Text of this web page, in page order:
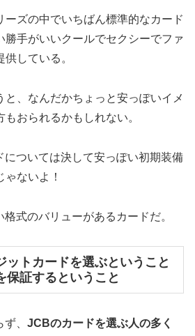
ーズの中でいちばん標準的なカード
勝手がいいクールでセクシーでファ
している。
と、なんだかちょっと安っぽいイメ
おられるかもしれない。
については決して安っぽい初期装備
ないよ！
式のバリューがあるカードだ。
ットカードを選ぶということ
保証するということ
、 JCBのカードを選ぶ人の多く